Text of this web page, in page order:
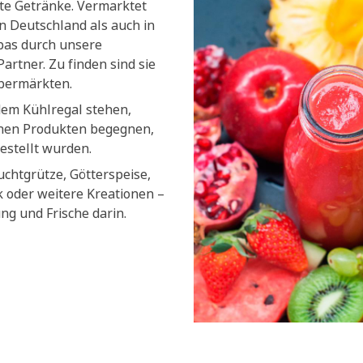
Getränke. Vermarktet
Deutschland als auch in
durch unsere
Zu finden sind sie
Kühlregal stehen,
Produkten begegnen,
wurden.
Götterspeise,
weitere Kreationen –
und Frische darin.